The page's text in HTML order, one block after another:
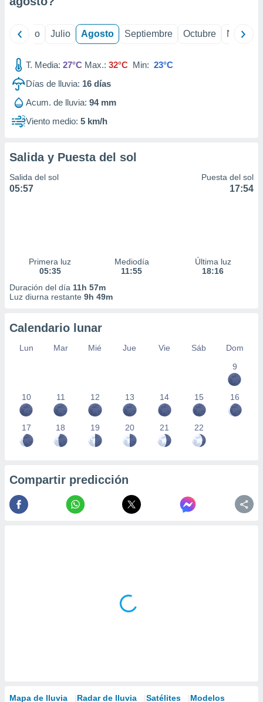
mediante
publicidad
publicidad
1199
Junio Julio Agosto Septiembre Octubre
T. Media: 27°C Max.: 32°C Min: 23°C
Días de lluvia: 16 días
Acum. de lluvia: 94 mm
Viento medio: 5 km/h
Salida y Puesta del sol
Salida del sol
05:57
Puesta del sol
17:54
Primera luz
05:35
Mediodía
11:55
Última luz
18:16
Duración del día 11h 57m
Luz diurna restante 9h 49m
Calendario lunar
Lun Mar Mié Jue Vie Sáb
Dom
9
10 11 12 13 14 15 16
17 18 19 20 21 22
Compartir predicción
Mapa de lluvia Radar de lluvia Satélites Modelos